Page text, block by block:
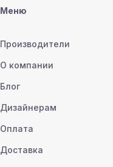
Меню
Производители
О компании
Блог
Дизайнерам
Оплата
Доставка